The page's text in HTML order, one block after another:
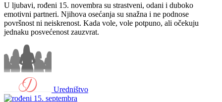
U ljubavi, rođeni 15. novembra su strastveni, odani i duboko
emotivni partneri. Njihova osećanja su snažna i ne podnose
površnost ni neiskrenost. Kada vole, vole potpuno, ali očekuju
jednaku posvećenost zauzvrat.
Uredništvo